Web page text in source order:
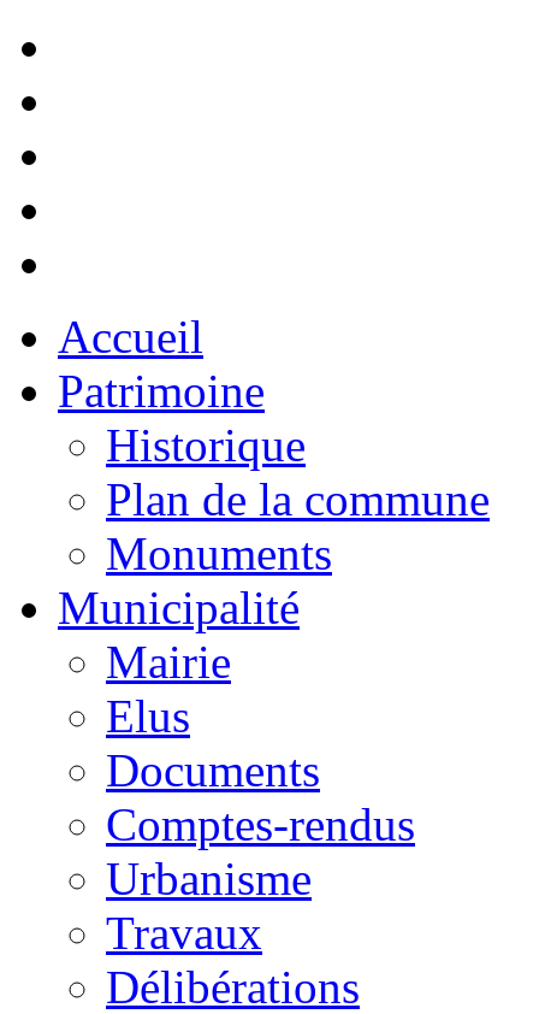
Accueil
Patrimoine
Historique
Plan de la commune
Monuments
Municipalité
Mairie
Elus
Documents
Comptes-rendus
Urbanisme
Travaux
Délibérations